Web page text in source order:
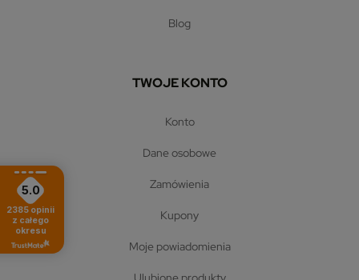
5.0
2385 opinii
z całego
okresu
blog
TWOJE KONTO
konto
dane osobowe
zamówienia
kupony
moje powiadomienia